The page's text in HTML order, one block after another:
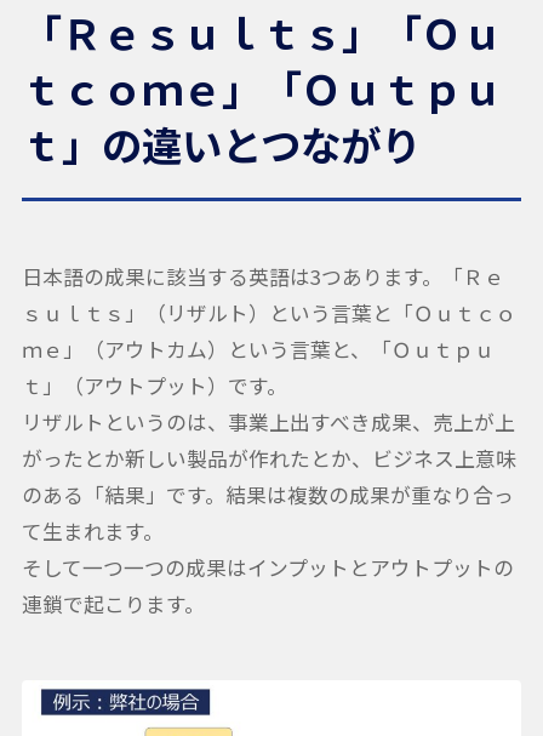
「Ｒｅｓｕｌｔｓ」「Ｏｕ
ｔｃｏｍｅ」「Ｏｕｔｐｕ
ｔ」の違いとつながり
日本語の成果に該当する英語は3つあります。「Ｒｅ
ｓｕｌｔｓ」（リザルト）という言葉と「Ｏｕｔｃｏ
ｍｅ」（アウトカム）という言葉と、「Ｏｕｔｐｕ
ｔ」（アウトプット）です。
リザルトというのは、事業上出すべき成果、売上が上
がったとか新しい製品が作れたとか、ビジネス上意味
のある「結果」です。結果は複数の成果が重なり合っ
て生まれます。
そして一つ一つの成果はインプットとアウトプットの
連鎖で起こります。